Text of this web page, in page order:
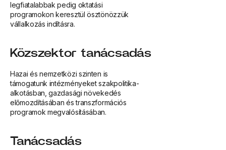
legfiatalabbak pedig oktatási
programokon keresztül ösztönözzük
vállalkozás indításra.
Közszektor tanácsadás
Hazai és nemzetközi szinten is
támogatunk intézményeket szakpolitika-
alkotásban, gazdasági növekedés
előmozdításában és transzformációs
programok megvalósításában.
Tanácsadás